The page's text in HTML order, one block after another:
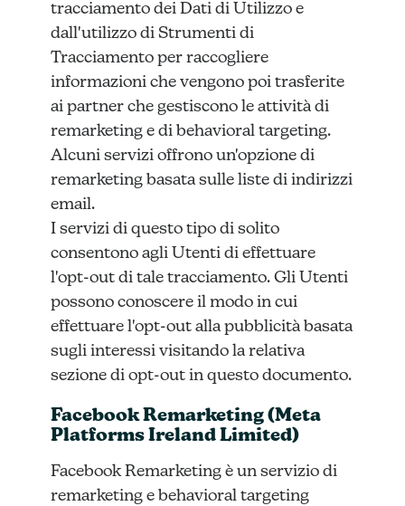
tracciamento dei Dati di Utilizzo e
dall'utilizzo di Strumenti di
Tracciamento per raccogliere
informazioni che vengono poi trasferite
ai partner che gestiscono le attività di
remarketing e di behavioral targeting.
Alcuni servizi offrono un'opzione di
remarketing basata sulle liste di indirizzi
email.
I servizi di questo tipo di solito
consentono agli Utenti di effettuare
l'opt-out di tale tracciamento. Gli Utenti
possono conoscere il modo in cui
effettuare l'opt-out alla pubblicità basata
sugli interessi visitando la relativa
sezione di opt-out in questo documento.
Facebook Remarketing (Meta
Platforms Ireland Limited)
Facebook Remarketing è un servizio di
remarketing e behavioral targeting